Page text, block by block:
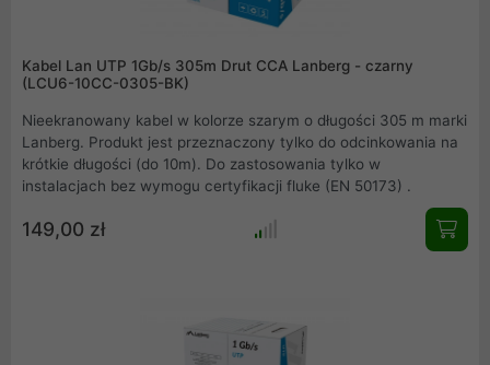
Kabel Lan UTP 1Gb/s 305m Drut CCA Lanberg - czarny
(LCU6-10CC-0305-BK)
Nieekranowany kabel w kolorze szarym o długości 305 m marki
Lanberg. Produkt jest przeznaczony tylko do odcinkowania na
krótkie długości (do 10m). Do zastosowania tylko w
instalacjach bez wymogu certyfikacji fluke (EN 50173) .
149,00 zł